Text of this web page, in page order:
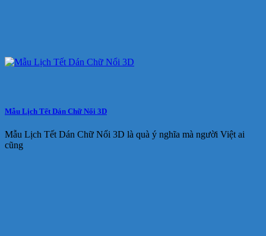
Mẫu Lịch Tết Dán Chữ Nổi 3D
Mẫu Lịch Tết Dán Chữ Nổi 3D là quà ý nghĩa mà người Việt ai
cũng